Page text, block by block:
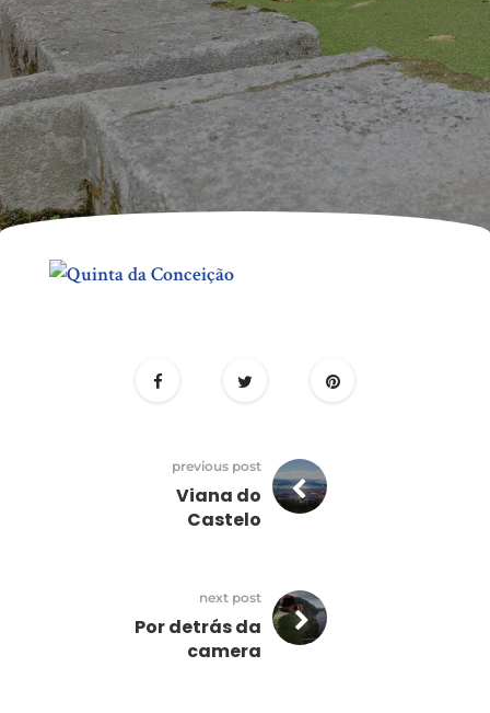
Quinta
da
previous post
Viana do
Castelo
next post
Por detrás da
camera